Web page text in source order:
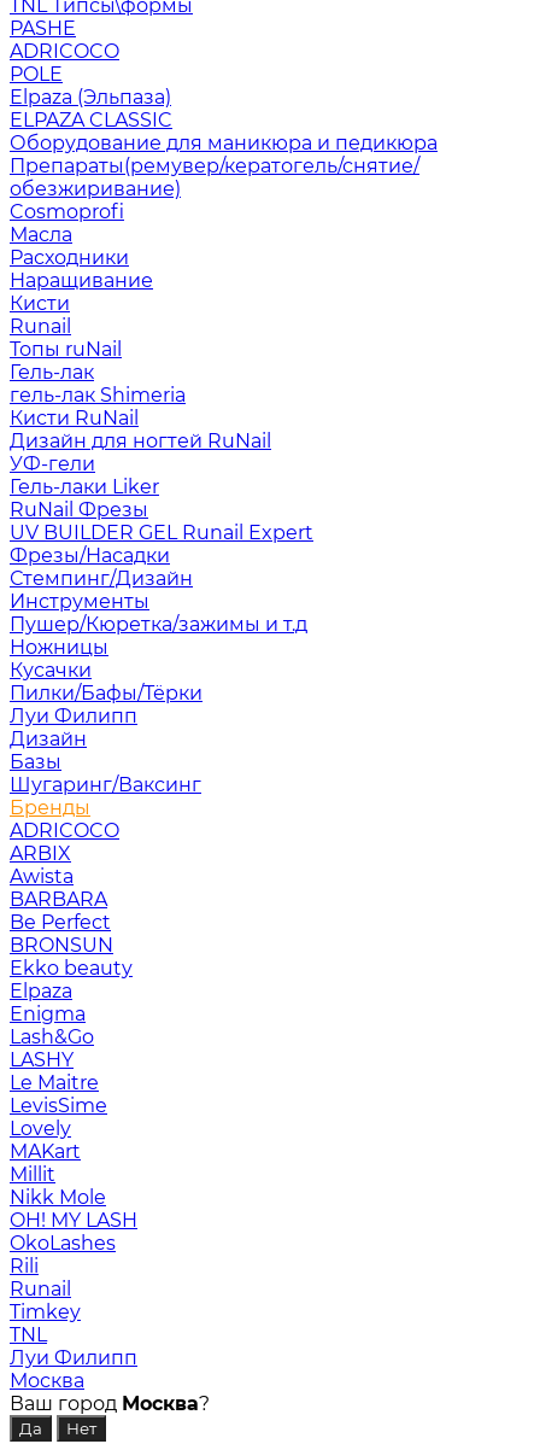
TNL Типсы\формы
PASHE
ADRICOCO
POLE
Elpaza (Эльпаза)
ELPAZA CLASSIC
Оборудование для маникюра и педикюра
Препараты(ремувер/кератогель/снятие/
обезжиривание)
Cosmoprofi
Масла
Расходники
Наращивание
Кисти
Runail
Топы ruNail
Гель-лак
гель-лак Shimeria
Кисти RuNail
Дизайн для ногтей RuNail
УФ-гели
Гель-лаки Liker
RuNail Фрезы
UV BUILDER GEL Runail Expert
Фрезы/Насадки
Стемпинг/Дизайн
Инструменты
Пушер/Кюретка/зажимы и т.д
Ножницы
Кусачки
Пилки/Бафы/Тёрки
Луи Филипп
Дизайн
Базы
Шугаринг/Ваксинг
Бренды
ADRICOCO
ARBIX
Awista
BARBARA
Be Perfect
BRONSUN
Ekko beauty
Elpaza
Enigma
Lash&Go
LASHY
Le Maitre
LevisSime
Lovely
MAKart
Millit
Nikk Mole
OH! MY LASH
OkoLashes
Rili
Runail
Timkey
TNL
Луи Филипп
Москва
Ваш город Москва?